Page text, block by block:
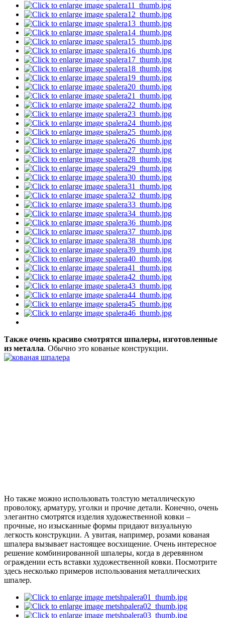
Также очень красиво смотрятся шпалеры, изготовленные
из металла. Обычно это кованые конструкции.
Но также можно использовать толстую металлическую
проволоку, арматуру, уголки и прочие детали. Конечно, очень
элегантно смотрятся изделия художественной ковки –
прочные, но изысканные формы придают визуальную
легкость конструкции. А увитая, например, розами кованая
шпалера вызывает настоящее восхищение. Очень интересное
решение комбинированной шпалеры, когда в деревянном
ограждении есть вставки художественной ковки. Посмотрите
здесь несколько примеров использования металлических
шпалер.